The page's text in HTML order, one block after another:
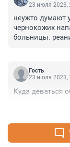
23 июля 2023,
неужто думают
чернокожих
больницы.
Гость
23 июля 2023,
Куда деваться